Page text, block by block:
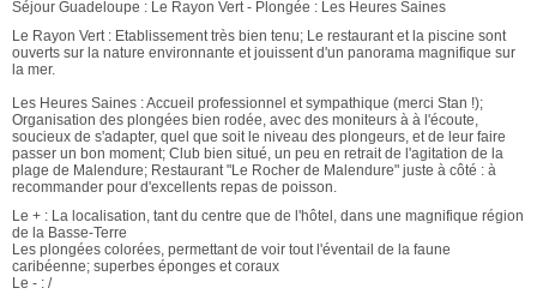
Séjour Guadeloupe : Le Rayon Vert - Plongée : Les Heures Saines
Le Rayon Vert : Etablissement très bien tenu; Le restaurant et la piscine sont
ouverts sur la nature environnante et jouissent d'un panorama magnifique sur
la mer.
Les Heures Saines : Accueil professionnel et sympathique (merci Stan !);
Organisation des plongées bien rodée, avec des moniteurs à à l'écoute,
soucieux de s'adapter, quel que soit le niveau des plongeurs, et de leur faire
passer un bon moment; Club bien situé, un peu en retrait de l'agitation de la
plage de Malendure; Restaurant "Le Rocher de Malendure" juste à côté : à
recommander pour d'excellents repas de poisson.
Le + : La localisation, tant du centre que de l'hôtel, dans une magnifique région
de la Basse-Terre
Les plongées colorées, permettant de voir tout l'éventail de la faune
caribéenne; superbes éponges et coraux
Le - : /